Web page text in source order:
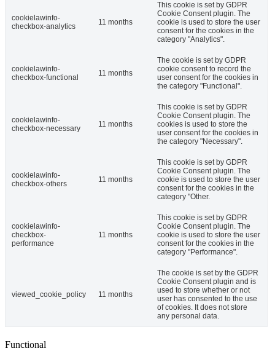
cookielawinfo-
checkbox-analytics
11 months
This cookie is set by GDPR
Cookie Consent plugin. The
cookie is used to store the user
consent for the cookies in the
category "Analytics".
cookielawinfo-
checkbox-functional
11 months
The cookie is set by GDPR
cookie consent to record the
user consent for the cookies in
the category "Functional".
cookielawinfo-
checkbox-necessary
11 months
This cookie is set by GDPR
Cookie Consent plugin. The
cookies is used to store the
user consent for the cookies in
the category "Necessary".
cookielawinfo-
checkbox-others
11 months
This cookie is set by GDPR
Cookie Consent plugin. The
cookie is used to store the user
consent for the cookies in the
category "Other.
cookielawinfo-
checkbox-
performance
11 months
This cookie is set by GDPR
Cookie Consent plugin. The
cookie is used to store the user
consent for the cookies in the
category "Performance".
viewed_cookie_policy 11 months
The cookie is set by the GDPR
Cookie Consent plugin and is
used to store whether or not
user has consented to the use
of cookies. It does not store
any personal data.
Functional